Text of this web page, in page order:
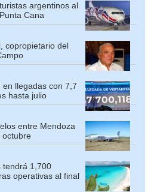
argentinos al
Cana
copropietario del
llegadas con 7,7
hasta julio
entre Mendoza
octubre
tendrá 1,700
operativas al final